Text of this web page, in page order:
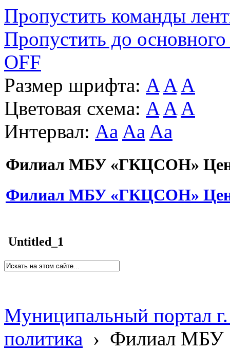
Пропустить команды
Пропустить до основного
OFF
Размер шрифта: A A A
Цветовая схема: A A A
Интервал: Aa Aa Aa
Филиал МБУ «ГКЦСОН»
Филиал МБУ «ГКЦСОН»
Untitled_1
Муниципальный портал
политика › Филиал МБУ